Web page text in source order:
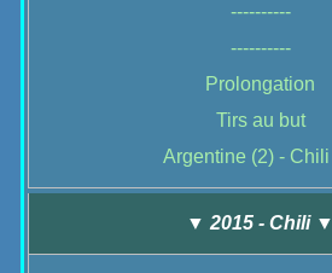
----------
----------
Prolongation
Tirs au but
Argentine (2) - Chili
▼ 2015 - Chili ▼